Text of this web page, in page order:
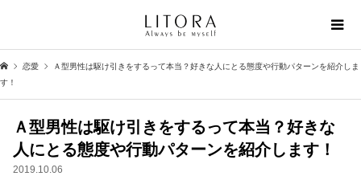
恋愛
Ａ型男性は駆け引きをするって本当？好きな人にとる態度や行動パターンを紹介しま
す！
Ａ型男性は駆け引きをするって本当？好きな
人にとる態度や行動パターンを紹介します！
2019.10.06